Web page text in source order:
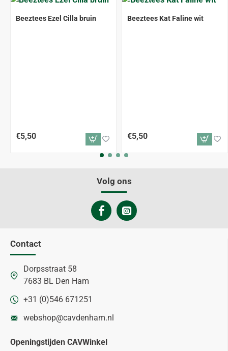
Beeztees Ezel Cilla bruin
€5,50
Beeztees Kat Faline wit
€5,50
Volg ons
Contact
Dorpsstraat 58
7683 BL Den Ham
+31 (0)546 671251
webshop@cavdenham.nl
Openingstijden CAVWinkel